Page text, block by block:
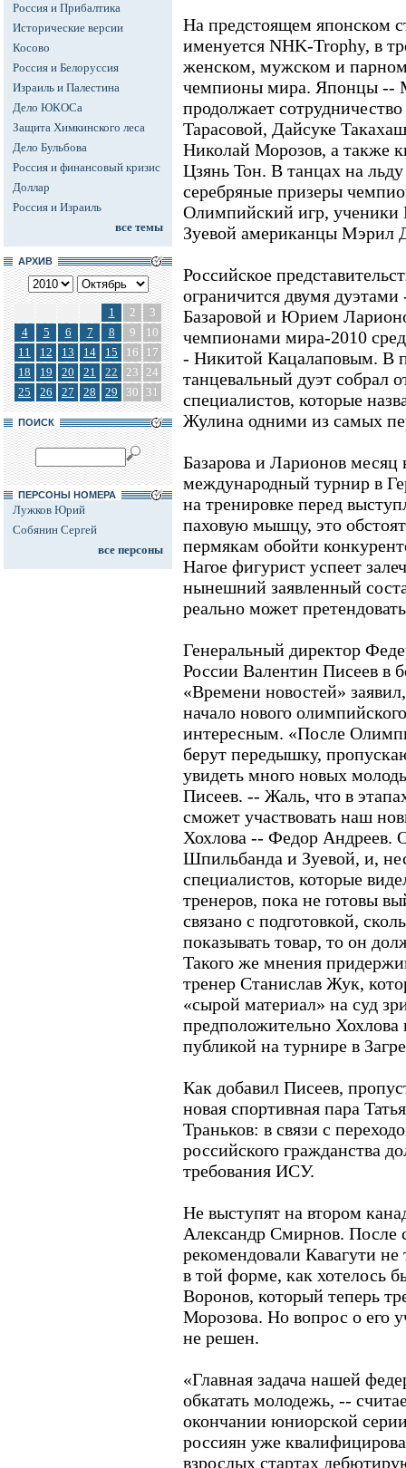
Россия и Прибалтика
Исторические версии
Косово
Россия и Белоруссия
Израиль и Палестина
Дело ЮКОСа
Защита Химкинского леса
Дело Бульбова
Россия и финансовый кризис
Доллар
Россия и Израиль
все темы
АРХИВ
1 2
3
4
5 6 7 8 9
10
11
12 13 14 15 16
17
18
19 20 21 22 23 24
25
26 27 28 29 30 31
ПОИСК
ПЕРСОНЫ НОМЕРА
Лужков Юрий
Собянин Сергей
все персоны
На предстоящем японском
именуется NHK-Trophy, в
женском, мужском и
чемпионы мира. Японцы --
продолжает
Тарасовой, Дайсуке
Николай Морозов, а также
Цзянь Тон. В танцах на
серебряные призеры
Олимпийский игр,
Зуевой американцы Мэрил
Российское
ограничится двумя
Базаровой и Юрием
чемпионами мира-2010
- Никитой Кацалаповым. В
танцевальный дуэт собрал
специалистов, которые
Жулина одними из самых
Базарова и Ларионов месяц
международный турнир в
на тренировке перед
паховую мышцу, это
пермякам обойти
Нагое фигурист успеет
нынешний заявленный
реально может
Генеральный директор
России Валентин Писеев в
«Времени новостей»
начало нового
интересным. «После
берут передышку,
увидеть много новых
Писеев. -- Жаль, что в
сможет участвовать наш
Хохлова -- Федор
Шпильбанда и Зуевой, и,
специалистов, которые
тренеров, пока не готовы
связано с подготовкой,
показывать товар, то он
Такого же мнения
тренер Станислав Жук,
«сырой материал» на суд
предположительно Хохлова
публикой на турнире в
Как добавил Писеев,
новая спортивная пара
Траньков: в связи с
российского гражданства
требования ИСУ.
Не выступят на втором
Александр Смирнов. После
рекомендовали Кавагути
в той форме, как хотелось
Воронов, который теперь
Морозова. Но вопрос о его
не решен.
«Главная задача нашей
обкатать молодежь, --
окончании юниорской
россиян уже
взрослых стартах